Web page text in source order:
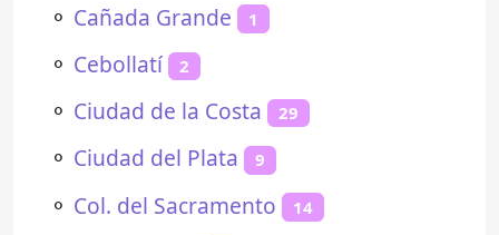
⚬ Cañada Grande 1
⚬ Cebollatí 2
⚬ Ciudad de la Costa 29
⚬ Ciudad del Plata 9
⚬ Col. del Sacramento 14